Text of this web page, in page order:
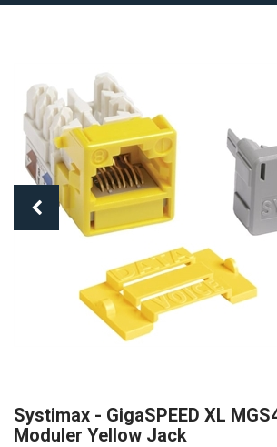
Systimax - GigaSPEED XL
Moduler Yellow Jack